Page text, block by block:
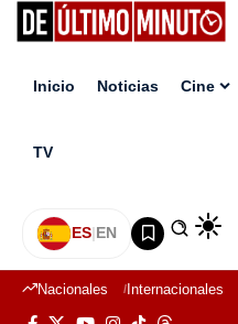
Inicio Noticias Cine
TV
ES|EN
Nacionales Internacionales